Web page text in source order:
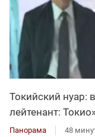
Токийский нуар:
лейтенант:
Панорама 48